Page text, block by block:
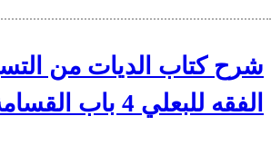
شرح كتاب الديات من
الفقه للبعلي 4 باب القسامة